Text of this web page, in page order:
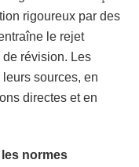
rigoureux par des
le rejet
de révision. Les
sources, en
directes et en
normes